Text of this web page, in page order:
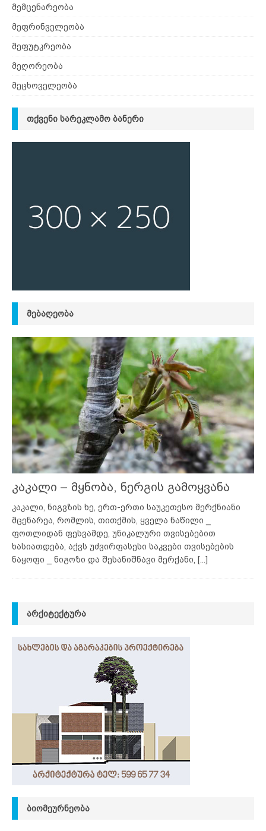
მემცენარეობა
მეფრინველეობა
მეფუტკრეობა
მეღორეობა
მეცხოველეობა
ᲗᲥᲕᲔᲜᲘ ᲡᲐᲠᲔᲙᲚᲐᲛᲝ ᲑᲐᲜᲔᲠᲘ
ᲛᲔᲑᲐᲦᲔᲝᲑᲐ
კაკალი – მყნობა, ნერგის გამოყვანა
კაკალი, ნიგვზის ხე, ერთ-ერთი საუკეთესო მერქნიანი
მცენარეა, რომლის, თითქმის, ყველა ნაწილი _
ფოთლიდან ფესვამდე, უნიკალური თვისებებით
ხასიათდება, აქვს უძვირფასესი საკვები თვისებების
ნაყოფი _ ნიგოზი და შესანიშნავი მერქანი,
[...]
ᲐᲠᲥᲘᲢᲔᲥᲢᲣᲠᲐ
ᲑᲘᲝᲛᲔᲣᲠᲜᲔᲝᲑᲐ